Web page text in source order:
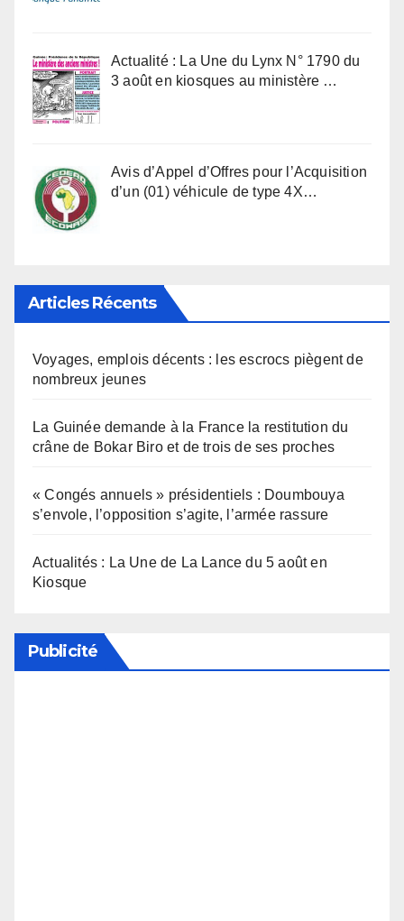
Actualité : La Une du Lynx N° 1790 du
3 août en kiosques au ministère …
Avis d’Appel d’Offres pour l’Acquisition
d’un (01) véhicule de type 4X…
Articles Récents
Voyages, emplois décents : les escrocs piègent de
nombreux jeunes
La Guinée demande à la France la restitution du
crâne de Bokar Biro et de trois de ses proches
« Congés annuels » présidentiels : Doumbouya
s’envole, l’opposition s’agite, l’armée rassure
Actualités : La Une de La Lance du 5 août en
Kiosque
Publicité